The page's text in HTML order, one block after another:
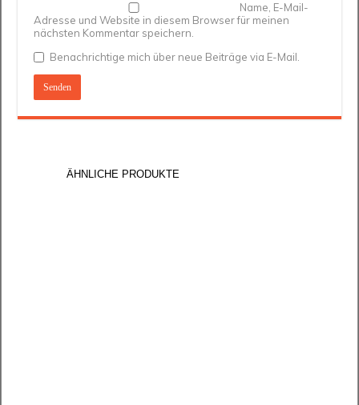
Name, E-Mail-
Adresse und Website in diesem Browser für meinen
nächsten Kommentar speichern.
Benachrichtige mich über neue Beiträge via E-Mail.